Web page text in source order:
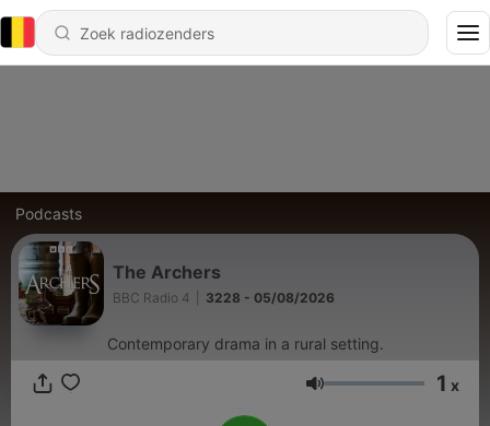
Podcasts
The Archers
BBC Radio 4 3228 - 05/08/2026
Contemporary drama in a rural setting.
Volume 1 x